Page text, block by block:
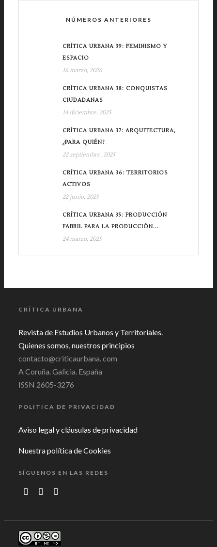
NÚMEROS ANTERIORES
CRÍTICA URBANA 39: FEMINISMO Y
ESPACIO
16 marzo, 2026
CRÍTICA URBANA 38: CONQUISTAS
CIUDADANAS
14 diciembre, 2025
CRÍTICA URBANA 37: ARQUITECTURA,
¿PARA QUIÉN?
22 septiembre, 2025
CRÍTICA URBANA 36: TERRITORIOS
ACTIVOS
22 junio, 2025
CRÍTICA URBANA 35: PRODUCCIÓN
FABRIL PARA LA PRODUCCIÓN...
24 marzo, 2025
CRÍTICA URBANA
Revista de Estudios Urbanos y Territoriales.
Quienes somos, nuestros principios
contacto@criticaurbana. com
A Coruña. Galicia. España
ISSN 2605-3276
POLITICA DE PRIVACIDAD
Aviso legal y cláusulas de privacidad
Nuestra política de Cookies
SÍGUENOS EN LAS REDES